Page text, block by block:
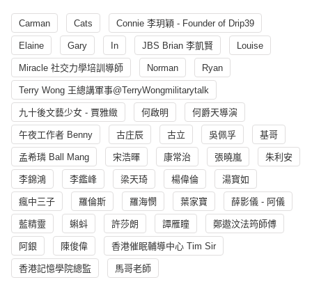
Carman Cats Connie 李玥穎 - Founder of Drip39
Elaine Gary In JBS Brian 李凱賢 Louise
Miracle 社交力學培訓導師 Norman Ryan
Terry Wong 王總講軍事@TerryWongmilitarytalk
九十後文藝少女 - 賈雅緻 何啟明 何爵天導演
午夜工作者 Benny 古庄辰 古立 吳佩孚 基哥
孟希璘 Ball Mang 宋浩暉 康常治 張曉嵐 朱利安
李錦鴻 李鑑峰 梁天琦 楊偉倫 湯寳如
瘋中三子 羅倫斯 羅海憫 葉家寶 薛影儀 - 阿儀
藍精靈 蝌蚪 許莎朗 譚雁瞳 鄭遨汶法筠師傅
阿銀 陳俊偉 香港催眠輔導中心 Tim Sir
香港記憶學院總監 馬哥老師